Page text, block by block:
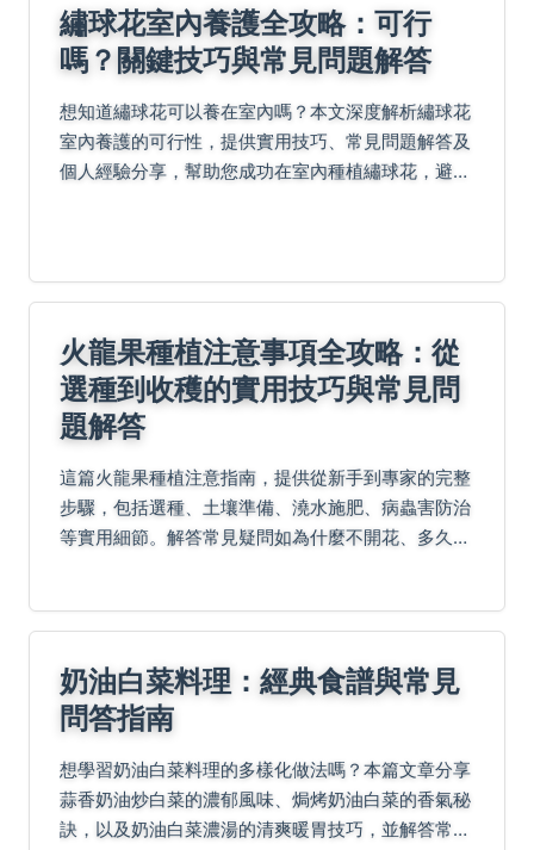
繡球花室內養護全攻略：可行
嗎？關鍵技巧與常見問題解答
想知道繡球花可以養在室內嗎？本文深度解析繡球花
室內養護的可行性，提供實用技巧、常見問題解答及
個人經驗分享，幫助您成功在室內種植繡球花，避免
火龍果種植注意事項全攻略：從
選種到收穫的實用技巧與常見問
題解答
這篇火龍果種植注意指南，提供從新手到專家的完整
步驟，包括選種、土壤準備、澆水施肥、病蟲害防治
等實用細節。解答常見疑問如為什麼不開花、多久澆
奶油白菜料理：經典食譜與常見
問答指南
想學習奶油白菜料理的多樣化做法嗎？本篇文章分享
蒜香奶油炒白菜的濃郁風味、焗烤奶油白菜的香氣秘
訣，以及奶油白菜濃湯的清爽暖胃技巧，並解答常見